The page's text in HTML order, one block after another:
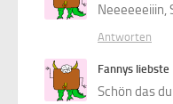
Neeeeeeiiin,
Antworten
Fannys liebste
Schön das